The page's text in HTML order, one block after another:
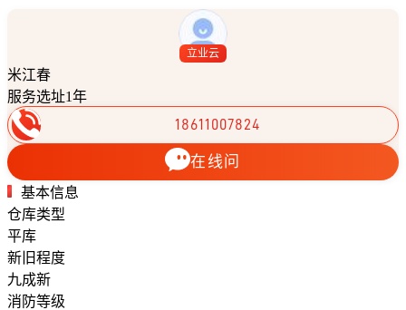
立业云
米江春
服务选址1年
18611007824
在线问
基本信息
仓库类型
平库
新旧程度
九成新
消防等级